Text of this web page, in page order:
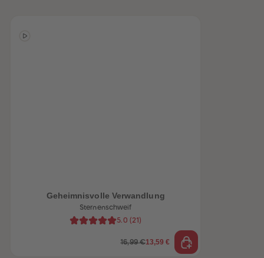
Geheimnisvolle Verwandlung
Sternenschweif
5.0 (21 )
16,99 €13,59 €